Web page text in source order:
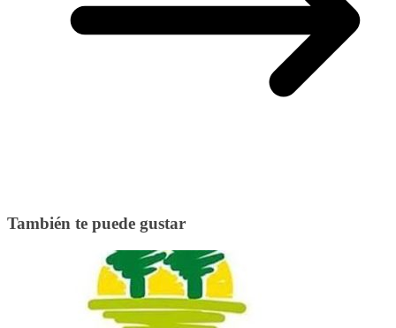
También te puede gustar